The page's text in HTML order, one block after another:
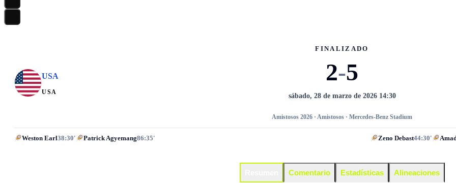
USA
USA
FINALIZADO
2-5
sábado, 28 de marzo de 2026 14:30
Amistosos 2026 · Amistosos · Mercedes-Benz Stadium
Weston Earl38:30' Patrick Agyemang86:35' Zeno Debast44:30'
Comentario Estadísticas Alineaciones